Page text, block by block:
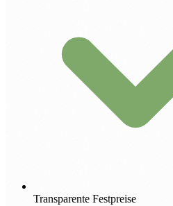
Transparente Festpreise